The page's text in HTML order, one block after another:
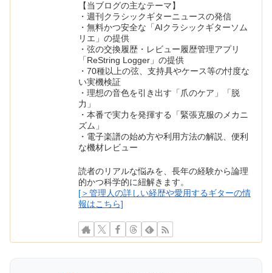
【当ブログの主なテーマ】
・週刊クラシックギターニュースの発信
・無料かつ安全な「AIクラシックギターソム
リエ」の提供
・弦の交換履歴・レビュー履歴管理アプリ
「ReString Logger」の提供
・70種以上の弦、支持具やケース等の忖度な
い実機検証
・理想の音色を引き出す「爪のケア」「脱
力」
・本番で実力を発揮する「緊張克服のメカニ
ズム」
・電子楽譜の始め方や利用方法の解説、便利
な機材レビュー
読者のリアルな悩みを、長年の経験から論理
的かつ科学的に紐解きます。
[＞管理人の詳しい経歴や愛用するギターの情
報はこちら]